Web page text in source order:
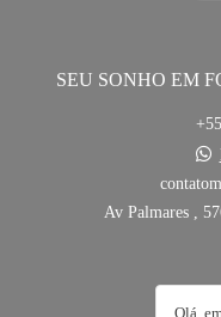
SEU SONHO EM
Av Palmares ,
Olá,